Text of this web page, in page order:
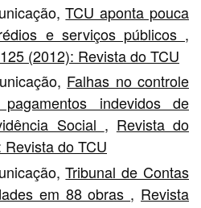
TCU aponta pouca
e serviços públicos ,
(2012): Revista do TCU
Falhas no controle
indevidos de
Social , Revista do
do TCU
Tribunal de Contas
em 88 obras , Revista